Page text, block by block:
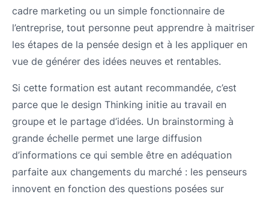
cadre marketing ou un simple fonctionnaire de
l’entreprise, tout personne peut apprendre à maitriser
les étapes de la pensée design et à les appliquer en
vue de générer des idées neuves et rentables.
Si cette formation est autant recommandée, c’est
parce que le design Thinking initie au travail en
groupe et le partage d’idées. Un brainstorming à
grande échelle permet une large diffusion
d’informations ce qui semble être en adéquation
parfaite aux changements du marché : les penseurs
innovent en fonction des questions posées sur